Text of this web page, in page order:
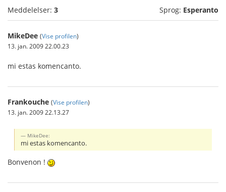
Meddelelser: 3 Sprog: Esperanto
MikeDee (Vise profilen)
13. jan. 2009 22.00.23
mi estas komencanto.
Frankouche (Vise profilen)
13. jan. 2009 22.13.27
MikeDee:
mi estas komencanto.
Bonvenon !